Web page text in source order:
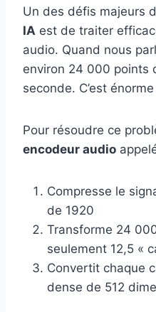
Un des défis majeurs
IA est de traiter
audio. Quand nous
environ 24 000 points
seconde. C’est
Pour résoudre ce
encodeur audio
Compresse le
de 1920
Transforme 24
seulement 12,5 «
Convertit chaque
dense de 512